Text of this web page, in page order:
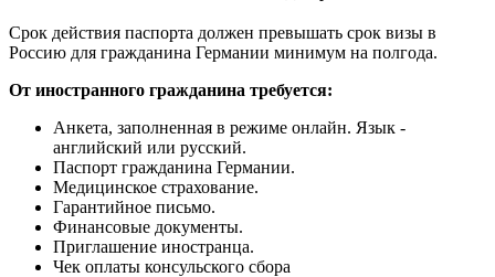
Срок действия паспорта должен превышать срок визы в
Россию для гражданина Германии минимум на полгода.
От иностранного гражданина требуется:
Анкета, заполненная в режиме онлайн. Язык -
английский или русский.
Паспорт гражданина Германии.
Медицинское страхование.
Гарантийное письмо.
Финансовые документы.
Приглашение иностранца.
Чек оплаты консульского сбора